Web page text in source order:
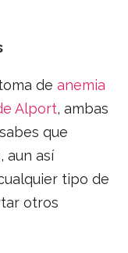
deanemia
Alport, ambas
que
aun así
tipo de
otros